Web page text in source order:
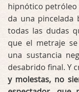
hipnótico petróleo
da una pincelada
todas las dudas
que el metraje
una sustancia
desabrido final. Y
y molestas, no